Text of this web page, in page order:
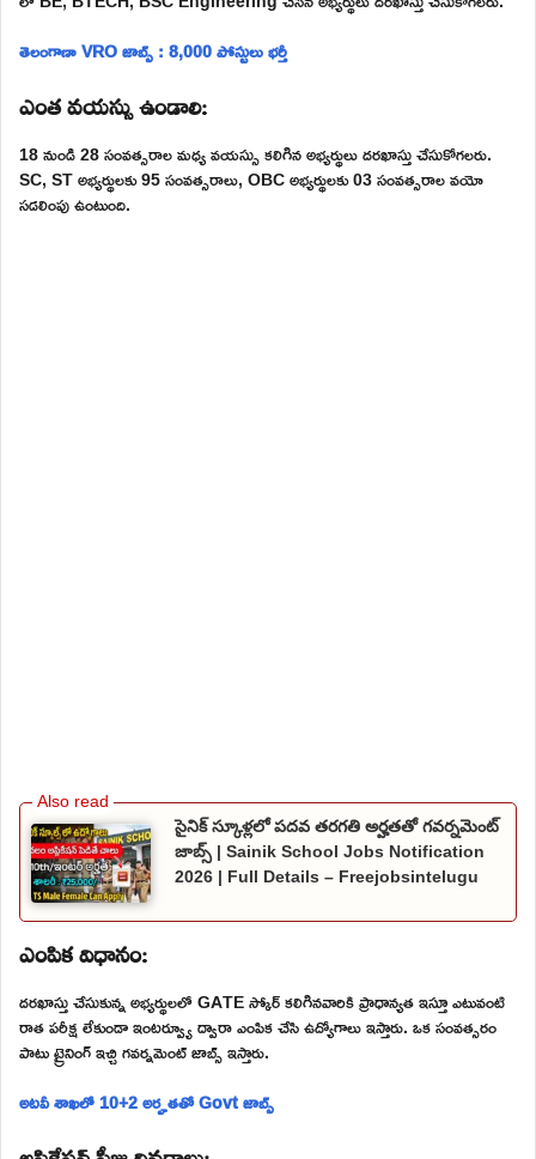
తెలంగాణా VRO జాబ్స్ : 8,000 పోస్టులు భర్తీ
ఎంత వయస్సు ఉండాలి:
18 నుండి 28 సంవత్సరాల మధ్య వయస్సు కలిగిన అభ్యర్థులు దరఖాస్తు చేసుకోగలరు.
SC, ST అభ్యర్థులకు 95 సంవత్సరాలు, OBC అభ్యర్థులకు 03 సంవత్సరాల వయో
సడలింపు ఉంటుంది.
సైనిక్ స్కూళ్లలో పదవ తరగతి అర్హతతో గవర్నమెంట్
జాబ్స్ | Sainik School Jobs Notification
2026 | Full Details – Freejobsintelugu
ఎంపిక విధానం:
దరఖాస్తు చేసుకున్న అభ్యర్థులలో GATE స్కోర్ కలిగినవారికి ప్రాధాన్యత ఇస్తూ ఎటువంటి
రాత పరీక్ష లేకుండా ఇంటర్వ్యూ ద్వారా ఎంపిక చేసి ఉద్యోగాలు ఇస్తారు. ఒక సంవత్సరం
పాటు ట్రైనింగ్ ఇచ్చి గవర్నమెంట్ జాబ్స్ ఇస్తారు.
అటవీ శాఖలో 10+2 అర్హతతో Govt జాబ్స్